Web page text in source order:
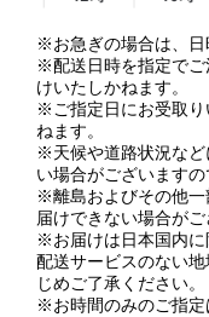
※お急ぎの場合は、日
※配送日時を指定でご
けいたしかねます。
※ご指定日にお受取り
ねます。
※天候や道路状況など
い場合がございますの
※離島およびその他一
届けできない場合がご
※お届けは日本国内に
配送サービスのない
じめご了承ください。
※お時間のみのご指定